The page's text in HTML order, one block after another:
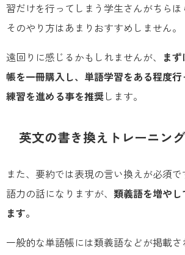
習だけを行ってしまう学生さんがちらほ
そのやり方はあまりおすすめしません。
遠回りに感じるかもしれませんが、 ま
帳を一冊購入し、単語学習をある程度
練習を進める事を推奨します。
英文の書き換えトレーニング
また、要約では表現の言い換えが必須
語力の話になりますが、 類義語を増やし
ます。
一般的な単語帳には類義語などが掲載